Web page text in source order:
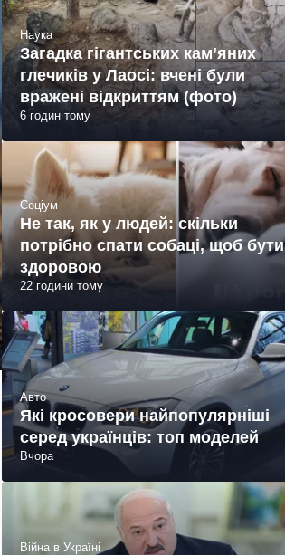
Наука
Загадка гігантських камʼяних
глечиків у Лаосі: вчені були
вражені відкриттям (фото)
6 годин тому
Соціум
Не так, як у людей: скільки
потрібно спати собаці, щоб бути
здоровою
22 години тому
Авто
Які кросовери найпопулярніші
серед українців: топ моделей
Вчора
Війна в Україні